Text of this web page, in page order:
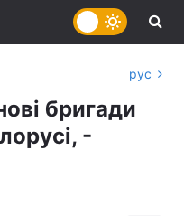
рус
бригади
-